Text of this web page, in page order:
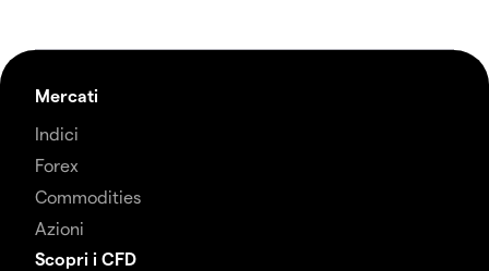
Mercati
Indici
Forex
Commodities
Azioni
Scopri i CFD